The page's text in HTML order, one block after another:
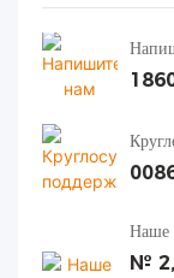
Наше
№ 2,